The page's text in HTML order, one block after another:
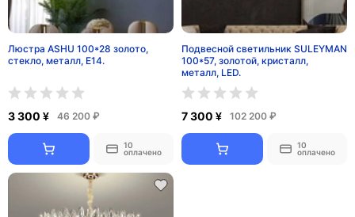
Люстра ASHU 100*28 золото,
стекло, металл, Е14.
3 300 ¥ 46 200 ₽
10
оплачено
Подвесной светильник SULEYMAN
100*57, золотой, кристалл,
металл, LED.
7 300 ¥ 102 200 ₽
10
оплачено